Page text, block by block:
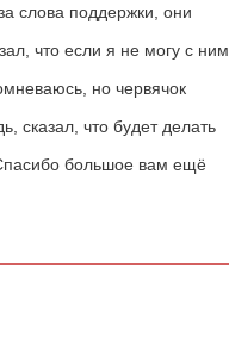
слова поддержки, они
что если я не могу с ним
но червячок
сказал, что будет делать
большое вам ещё